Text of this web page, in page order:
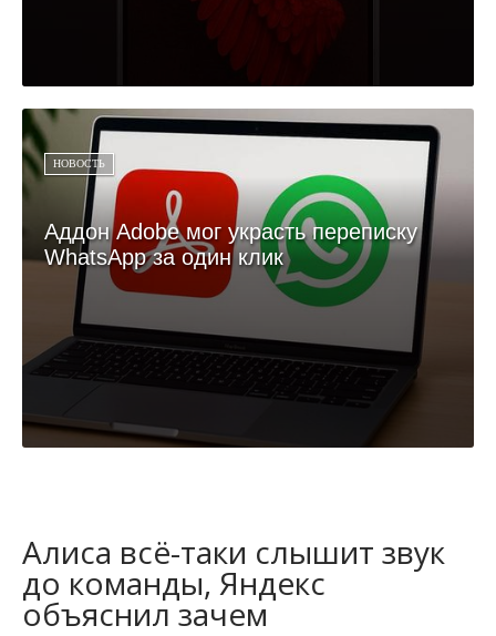
НОВОСТЬ
Аддон Adobe мог украсть переписку
WhatsApp за один клик
Алиса всё-таки слышит звук
до команды, Яндекс
объяснил зачем